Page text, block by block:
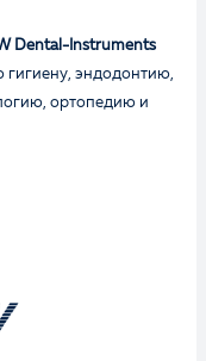
Dental-Instruments
эндодонтию,
ортопедию и